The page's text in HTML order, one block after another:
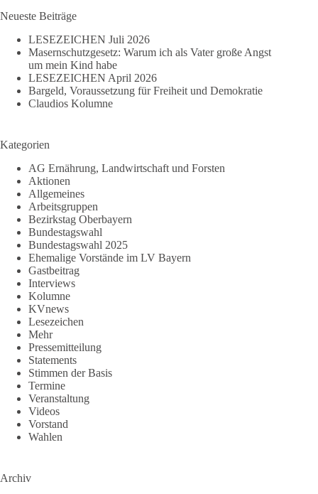
Neueste Beiträge
LESEZEICHEN Juli 2026
Masernschutzgesetz: Warum ich als Vater große Angst
um mein Kind habe
LESEZEICHEN April 2026
Bargeld, Voraussetzung für Freiheit und Demokratie
Claudios Kolumne
Kategorien
AG Ernährung, Landwirtschaft und Forsten
Aktionen
Allgemeines
Arbeitsgruppen
Bezirkstag Oberbayern
Bundestagswahl
Bundestagswahl 2025
Ehemalige Vorstände im LV Bayern
Gastbeitrag
Interviews
Kolumne
KVnews
Lesezeichen
Mehr
Pressemitteilung
Statements
Stimmen der Basis
Termine
Veranstaltung
Videos
Vorstand
Wahlen
Archiv